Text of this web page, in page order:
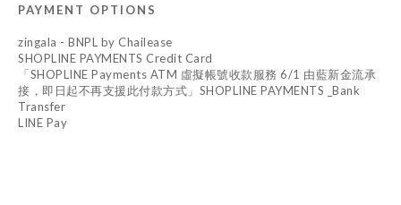
PAYMENT OPTIONS
zingala - BNPL by Chailease
SHOPLINE PAYMENTS Credit Card
「SHOPLINE Payments ATM 虛擬帳號收款服務 6/1 由藍新金流承
接，即日起不再支援此付款方式」SHOPLINE PAYMENTS _Bank
Transfer
LINE Pay